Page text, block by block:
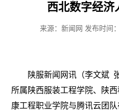
西北数字经济
来源：新闻网 发布时间
陕服新闻网讯（李文斌
所属陕西服装工程学院、陕
康工程职业学院与腾讯云团